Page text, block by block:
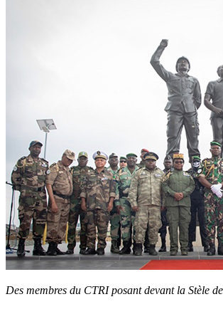
Des membres du CTRI posant devant la Stèle